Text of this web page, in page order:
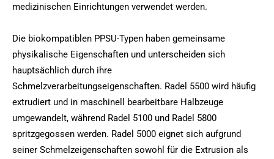
medizinischen Einrichtungen verwendet werden.
Die biokompatiblen PPSU-Typen haben gemeinsame
physikalische Eigenschaften und unterscheiden sich
hauptsächlich durch ihre
Schmelzverarbeitungseigenschaften. Radel 5500 wird häufig
extrudiert und in maschinell bearbeitbare Halbzeuge
umgewandelt, während Radel 5100 und Radel 5800
spritzgegossen werden. Radel 5000 eignet sich aufgrund
seiner Schmelzeigenschaften sowohl für die Extrusion als